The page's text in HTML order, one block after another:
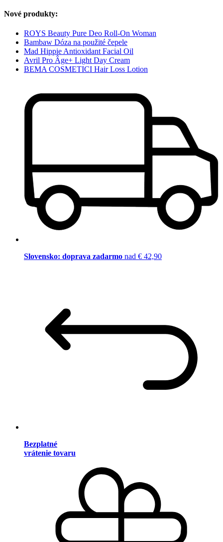
Nové produkty:
ROYS Beauty Pure Deo Roll-On Woman
Bambaw Dóza na použité čepele
Mad Hippie Antioxidant Facial Oil
Avril Pro Âge+ Light Day Cream
BEMA COSMETICI Hair Loss Lotion
Slovensko: doprava zadarmo nad € 42,90
Bezplatné
vrátenie tovaru